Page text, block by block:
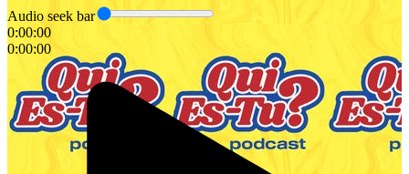
Audio seek bar
0:00:00
0:00:00